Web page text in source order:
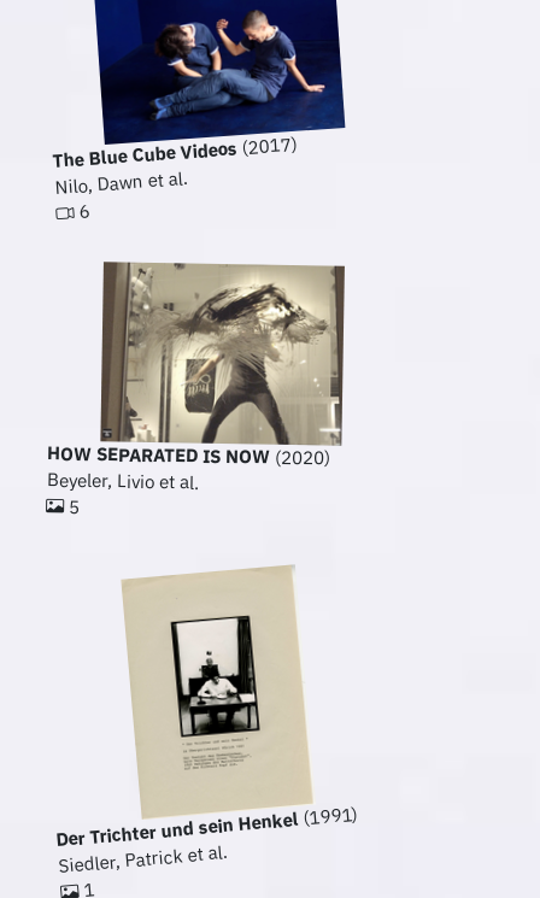
The Blue Cube Videos(2017)
Nilo, Dawn et al.
6
HOW SEPARATED IS NOW(2020)
Beyeler, Livio et al.
5
Der Trichter und sein Henkel(1991)
Siedler, Patrick et al.
1